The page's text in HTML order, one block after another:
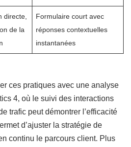
directe,
de la
Formulaire court avec
réponses contextuelles
instantanées
ces pratiques avec une analyse
4, où le suivi des interactions
trafic peut démontrer l’efficacité
d’ajuster la stratégie de
continu le parcours client. Plus